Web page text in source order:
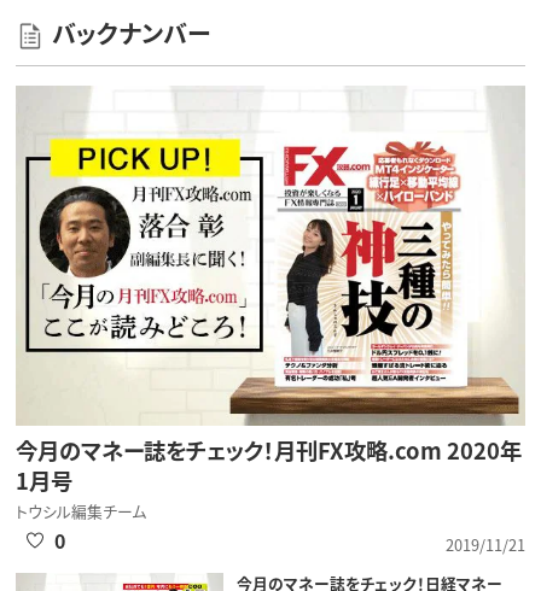
バックナンバー
今月のマネー誌をチェック！月刊FX攻略.com 2020年
1月号
トウシル編集チーム
2019/11/21
0
今月のマネー誌をチェック！日経マネー